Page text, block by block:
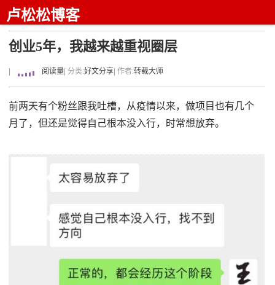
卢松松博客
创业5年，我越来越重视圈层
阅读量 | 分类:好文分享 | 作者:转载大师
前两天有个粉丝跟我吐槽，从疫情以来，做项目也有几个
月了，但还是觉得自己根本没入行，时常想放弃。